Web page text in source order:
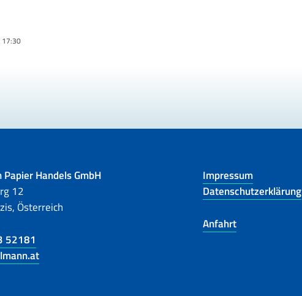
17:30
Handels GmbH
12
Österreich
52181
Impressum
Datenschutzerklärung
Anfahrt